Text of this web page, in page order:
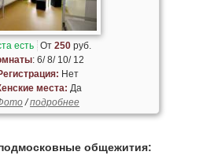
есть От250 руб.
: 6/ 8/ 10/ 12
Нет
места: Да
/подробнее
общежития: